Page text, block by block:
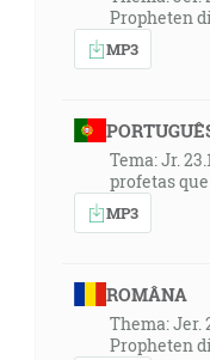
Propheten
MP3
Tema: Jr.
profetas
MP3
ROMÂNA
Thema: Jer.
Propheten